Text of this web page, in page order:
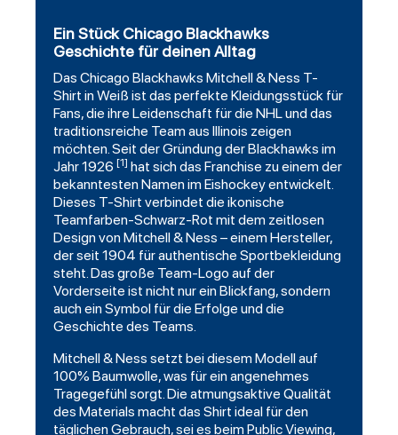
Ein Stück Chicago Blackhawks
Geschichte für deinen Alltag
Das Chicago Blackhawks Mitchell & Ness T-
Shirt in Weiß ist das perfekte Kleidungsstück für
Fans, die ihre Leidenschaft für die NHL und das
traditionsreiche Team aus Illinois zeigen
möchten. Seit der Gründung der Blackhawks im
Jahr 1926 [1] hat sich das Franchise zu einem der
bekanntesten Namen im Eishockey entwickelt.
Dieses T-Shirt verbindet die ikonische
Teamfarben-Schwarz-Rot mit dem zeitlosen
Design von Mitchell & Ness – einem Hersteller,
der seit 1904 für authentische Sportbekleidung
steht. Das große Team-Logo auf der
Vorderseite ist nicht nur ein Blickfang, sondern
auch ein Symbol für die Erfolge und die
Geschichte des Teams.
Mitchell & Ness setzt bei diesem Modell auf
100% Baumwolle, was für ein angenehmes
Tragegefühl sorgt. Die atmungsaktive Qualität
des Materials macht das Shirt ideal für den
täglichen Gebrauch, sei es beim Public Viewing,